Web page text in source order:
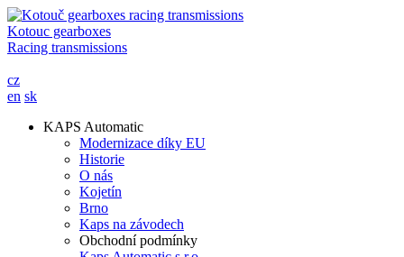
Kotouc gearboxes
Racing transmissions
cz
en sk
KAPS Automatic
Modernizace díky EU
Historie
O nás
Kojetín
Brno
Kaps na závodech
Obchodní podmínky